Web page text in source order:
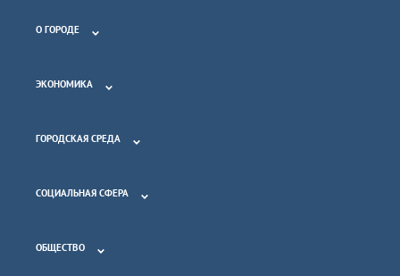
О ГОРОДЕ
ЭКОНОМИКА
ГОРОДСКАЯ СРЕДА
СОЦИАЛЬНАЯ СФЕРА
ОБЩЕСТВО